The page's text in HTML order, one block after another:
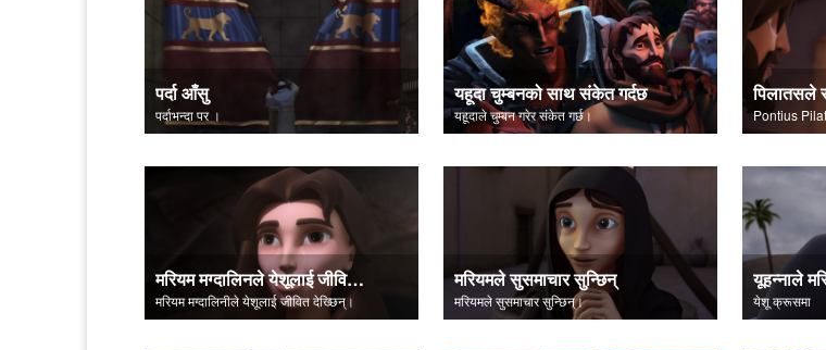
पर्दा आँसु
पर्दाभन्दा पर ।
यहूदा चुम्बनको साथ संकेत गर्दछ
यहूदाले चुम्बन गरेर संकेत गर्छ।
पिलातसले
Pontius
मरियम मग्दालिनले येशूलाई जीवित देख्छिन्
मरियम मग्दालिनीले येशूलाई जीवित देख्छिन्।
मरियमले सुसमाचार सुन्छिन्
मरियमले सुसमाचार सुन्छिन्।
यूहन्नाले
येशू क्रूसमा